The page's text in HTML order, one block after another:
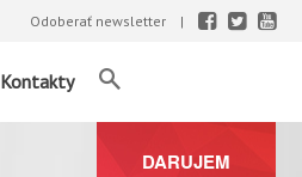
Odoberať newsletter
Kontakty
DARUJEM